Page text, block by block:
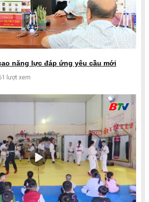
năng lực đáp ứng yêu cầu mới
lượt xem